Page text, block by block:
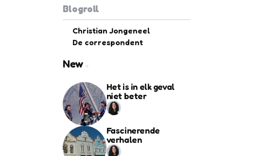
Blogroll
Christian Jongeneel
De correspondent
New
Het is in elk geval
niet beter
Fascinerende
verhalen